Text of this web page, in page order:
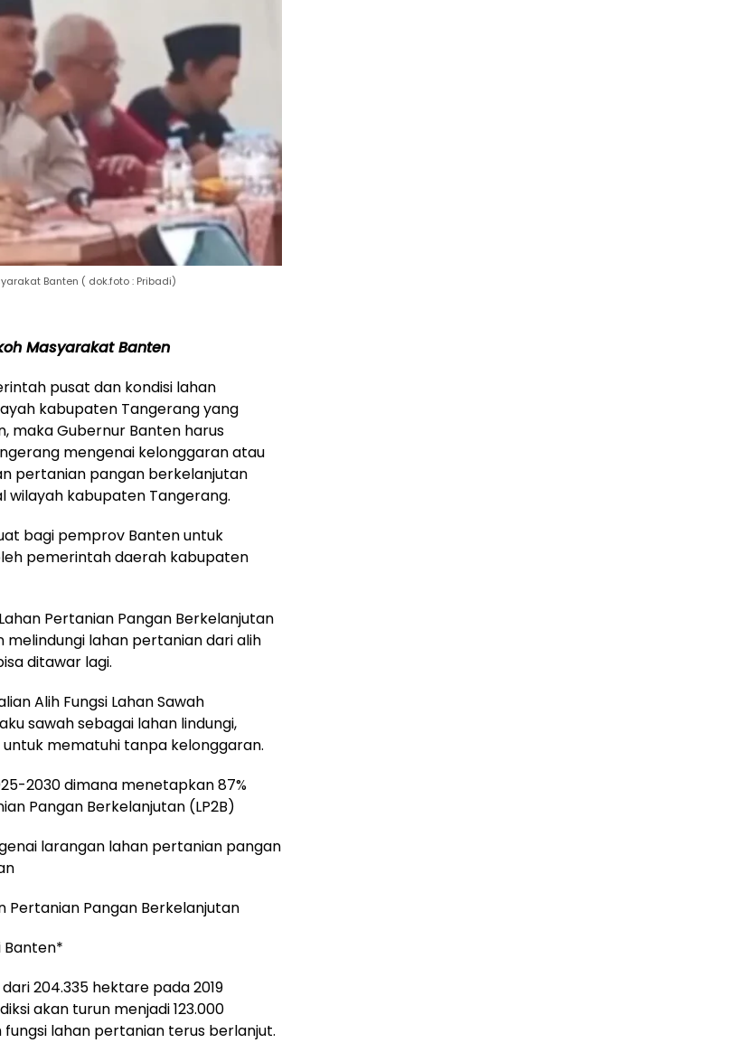
Banten ( dok.foto : Pribadi)
Masyarakat Banten
pusat dan kondisi lahan
kabupaten Tangerang yang
maka Gubernur Banten harus
mengenai kelonggaran atau
pertanian pangan berkelanjutan
wilayah kabupaten Tangerang.
bagi pemprov Banten untuk
pemerintah daerah kabupaten
Pertanian Pangan Berkelanjutan
lahan pertanian dari alih
ditawar lagi.
Alih Fungsi Lahan Sawah
sawah sebagai lahan lindungi,
mematuhi tanpa kelonggaran.
2030 dimana menetapkan 87%
Pangan Berkelanjutan (LP2B)
larangan lahan pertanian pangan
Pertanian Pangan Berkelanjutan
Banten*
204.335 hektare pada 2019
akan turun menjadi 123.000
lahan pertanian terus berlanjut.